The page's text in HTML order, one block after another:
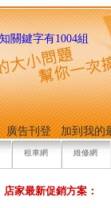
關鍵字有1004組
廣告刊登 加到我的
租車網 維修網
店家最新促銷方案：